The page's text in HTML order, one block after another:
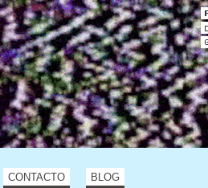
CONTACTO BLOG